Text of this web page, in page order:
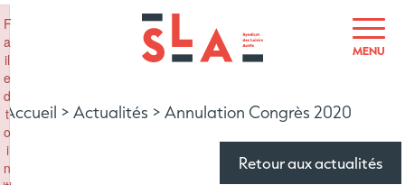
MENU
Accueil >Actualités >Annulation Congrès 2020
Retour aux actualités
F
a
il
e
d
t
o
i
n